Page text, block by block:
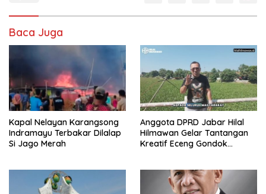
Baca Juga
Kapal Nelayan Karangsong
Indramayu Terbakar Dilalap
Si Jago Merah
Anggota DPRD Jabar Hilal
Hilmawan Gelar Tantangan
Kreatif Eceng Gondok